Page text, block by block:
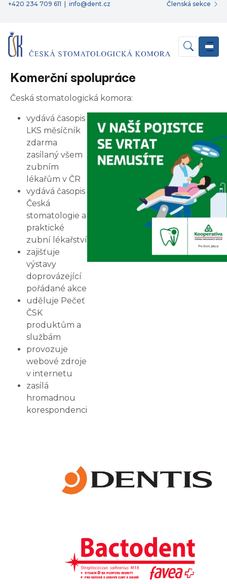
+420 234 709 611 info@dent.cz Členská sekce
Komerční spolupráce
Česká stomatologická komora:
vydává časopis
LKS měsíčník
zdarma
zasílaný všem
zubním
lékařům v ČR
vydává časopis
Česká
stomatologie a
praktické
zubní lékařství
zajišťuje
výstavy
doprovázející
pořádané akce
uděluje Pečeť
ČSK
produktům a
službám
provozuje
webové zdroje
v internetu
zasílá
hromadnou
korespondenci